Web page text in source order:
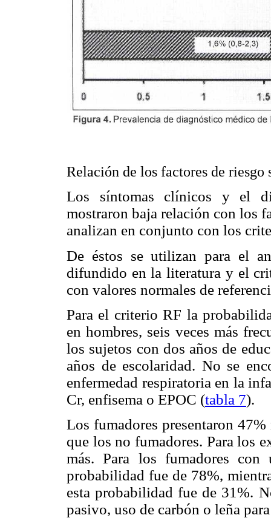
Relación de los factores de
Los síntomas clínicos y el
mostraron baja relación con los
analizan en conjunto con los
De éstos se utilizan para el
difundido en la literatura y el
con valores normales de
Para el criterio RF la
en hombres, seis veces más
los sujetos con dos años de
años de escolaridad. No se
enfermedad respiratoria en la
Cr, enfisema o EPOC (tabla 7).
Los fumadores presentaron
que los no fumadores. Para los
más. Para los fumadores
probabilidad fue de 78%,
esta probabilidad fue de 31%.
pasivo, uso de carbón o leña